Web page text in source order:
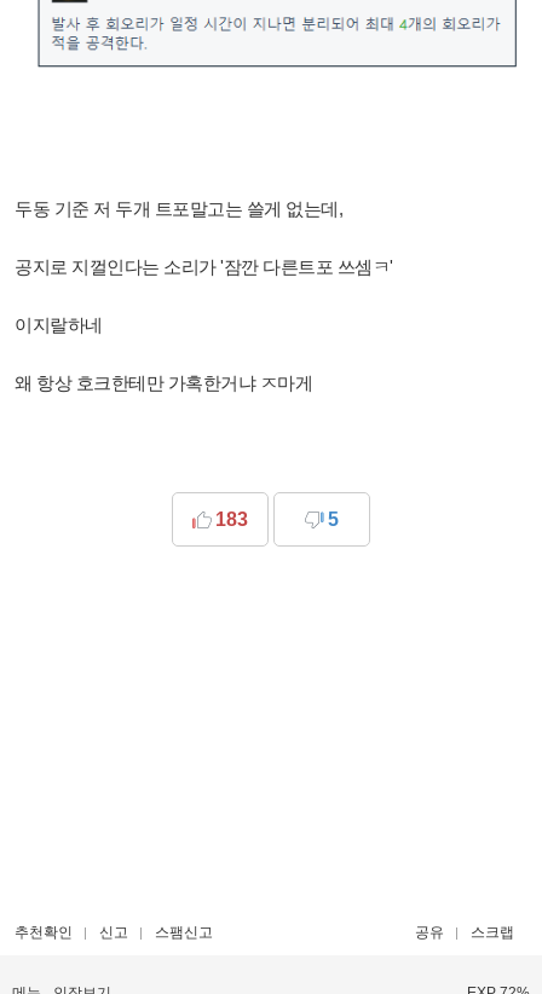
두동 기준 저 두개 트포말고는 쓸게 없는데,
공지로 지껄인다는 소리가 '잠깐 다른트포 쓰셈ㅋ'
이지랄하네
왜 항상 호크한테만 가혹한거냐 ㅈ마게
183 5
추천확인 신고 스팸신고 공유 스크랩